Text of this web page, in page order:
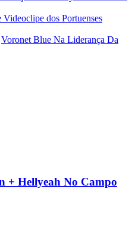
dos Portuenses
Voronet Blue Na Liderança Da
+ Hellyeah No Campo